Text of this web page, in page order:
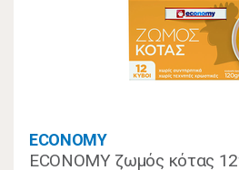
ECONOMY
ECONOMY ζωμός κότας